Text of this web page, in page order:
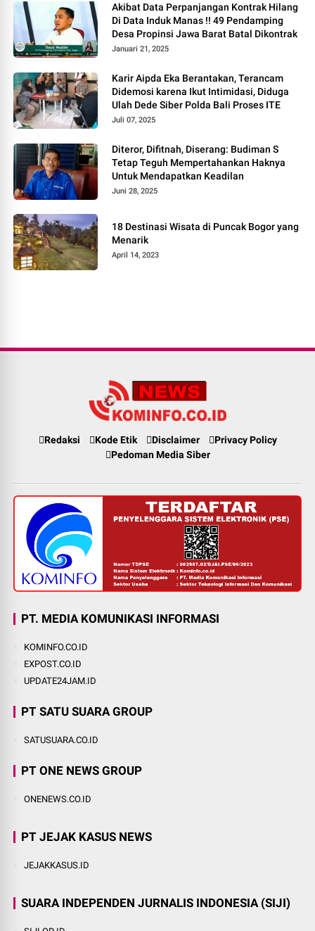
Akibat Data Perpanjangan Kontrak Hilang
Di Data Induk Manas !! 49 Pendamping
Desa Propinsi Jawa Barat Batal Dikontrak
Januari 21, 2025
Karir Aipda Eka Berantakan, Terancam
Didemosi karena Ikut Intimidasi, Diduga
Ulah Dede Siber Polda Bali Proses ITE
Juli 07, 2025
Diteror, Difitnah, Diserang: Budiman S
Tetap Teguh Mempertahankan Haknya
Untuk Mendapatkan Keadilan
Juni 28, 2025
18 Destinasi Wisata di Puncak Bogor yang
Menarik
April 14, 2023
Redaksi Kode Etik Disclaimer
Privacy Policy
Pedoman Media Siber
PT. MEDIA KOMUNIKASI INFORMASI
KOMINFO.CO.ID
EXPOST.CO.ID
UPDATE24JAM.ID
PT SATU SUARA GROUP
SATUSUARA.CO.ID
PT ONE NEWS GROUP
ONENEWS.CO.ID
PT JEJAK KASUS NEWS
JEJAKKASUS.ID
SUARA INDEPENDEN JURNALIS INDONESIA (SIJI)